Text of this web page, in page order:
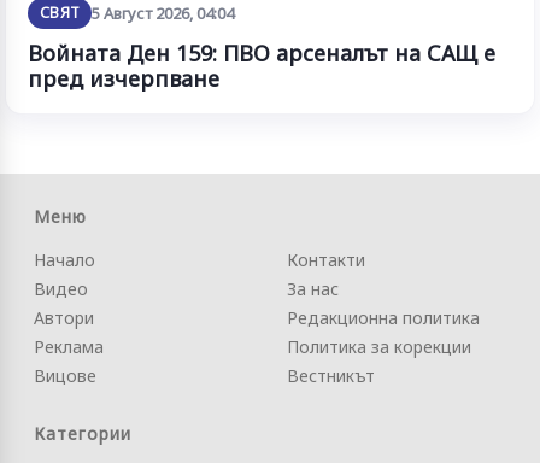
СВЯТ 5 Август 2026, 04:04
Войната Ден 159: ПВО арсеналът на САЩ е
пред изчерпване
Меню
Начало
Видео
Автори
Реклама
Вицове
Контакти
За нас
Редакционна политика
Политика за корекции
Вестникът
Категории